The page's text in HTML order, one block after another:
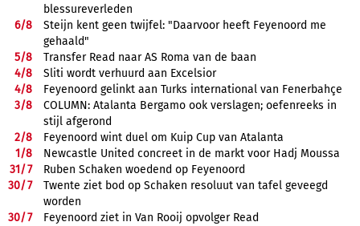
blessureverleden
6/8
Steijn kent geen twijfel: "Daarvoor heeft Feyenoord me
gehaald"
5/8
Transfer Read naar AS Roma van de baan
4/8
Sliti wordt verhuurd aan Excelsior
4/8
Feyenoord gelinkt aan Turks international van Fenerbahçe
3/8
COLUMN: Atalanta Bergamo ook verslagen; oefenreeks in
stijl afgerond
2/8
Feyenoord wint duel om Kuip Cup van Atalanta
1/8
Newcastle United concreet in de markt voor Hadj Moussa
31/7
Ruben Schaken woedend op Feyenoord
30/7
Twente ziet bod op Schaken resoluut van tafel geveegd
worden
30/7
Feyenoord ziet in Van Rooij opvolger Read